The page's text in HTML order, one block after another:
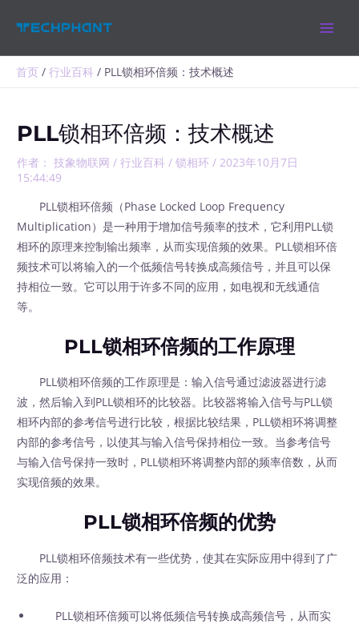
首页 行业百科 PLL锁相环倍频：技术概述
PLL锁相环倍频：技术概述
作者： 技象物联网/行业百科 /锁相环 /2023年10月7日
15:44:49
PLL锁相环倍频（Phase Locked Loop Frequency
Multiplication）是一种用于增加信号频率的技术，它利用PLL锁
相环的原理来控制输出频率，从而实现倍频的效果。PLL锁相环倍
频技术可以将输入的一个低频信号转换成高频信号，并且可以保
持相位一致。它可以用于许多不同的应用，如电视和无线通信
等。
PLL锁相环倍频的工作原理
PLL锁相环倍频的工作原理是：输入信号通过滤波器进行滤
波，然后输入到PLL锁相环的比较器。比较器将输入信号与PLL锁
相环内部的参考信号进行比较，根据比较结果，PLL锁相环将调整
内部的参考信号，以使其与输入信号保持相位一致。当参考信号
与输入信号保持一致时，PLL锁相环将调整内部的频率倍数，从而
实现倍频的效果。
PLL锁相环倍频的优势
PLL锁相环倍频技术有一些优势，使其在实际应用中得到了广
泛的应用：
PLL锁相环倍频可以将低频信号转换成高频信号，从而实